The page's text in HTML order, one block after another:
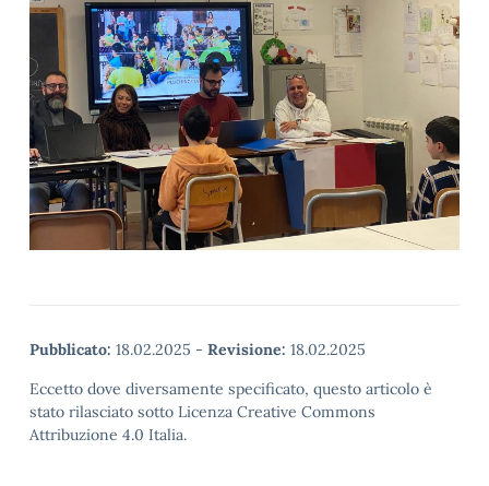
Pubblicato: 18.02.2025 - Revisione: 18.02.2025
Eccetto dove diversamente specificato, questo articolo è
stato rilasciato sotto Licenza Creative Commons
Attribuzione 4.0 Italia.